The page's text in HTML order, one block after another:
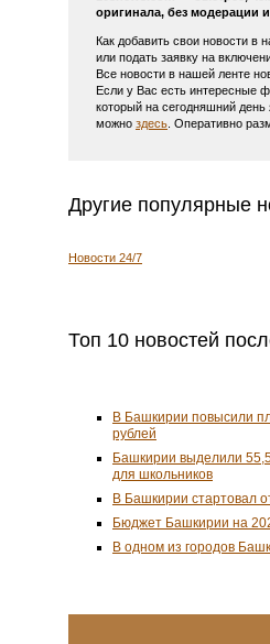
оригинала, без модерации
Как добавить свои новости в
или подать заявку на
Все новости в нашей ленте
Если у Вас есть интересные
который на сегодняшний
можно здесь . Оперативно
Другие популярные
Новости 24/7
Топ 10 новостей
В Башкирии повысили
рублей
Башкирии выделили
для школьников
В Башкирии стартовал
Бюджет Башкирии на
В одном из городов